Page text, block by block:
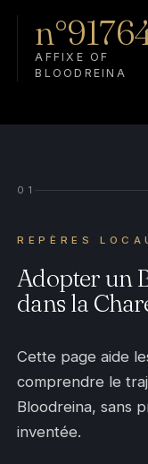
AFFIXE OF
BLOODREINA
01
REPÈRES
Adopter un
dans la
Cette page aide
comprendre le
Bloodreina, sans
inventée.